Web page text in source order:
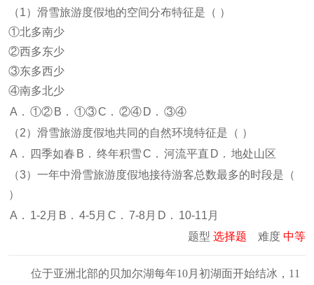
（1）滑雪旅游度假地的空间分布特征是（ ）
①北多南少
②西多东少
③东多西少
④南多北少
A． ①② B． ①③C． ②④ D． ③④
（2）滑雪旅游度假地共同的自然环境特征是（ ）
A．
四季如春 B． 终年积雪C． 河流平直 D． 地处山区
（3）一年中滑雪旅游度假地接待游客总数最多的时段是（
）
A． 1-2月 B． 4-5月 C． 7-8月 D． 10-11月
题型 选择题 难度 中等
位于亚洲北部的贝加尔湖每年10月初湖面开始结冰，11